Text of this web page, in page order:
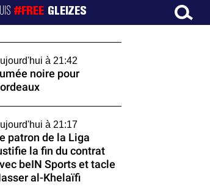
#FREE GLEIZES
à 21:42
noire pour
à 21:17
patron de la Liga
la fin du contrat
beIN Sports et tacle
al-Khelaïfi